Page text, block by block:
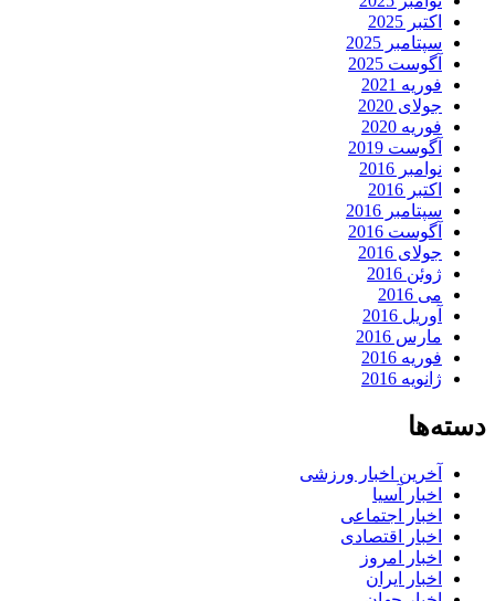
اکتبر 2025
سپتامبر 2025
آگوست 2025
فوریه 2021
جولای 2020
فوریه 2020
آگوست 2019
نوامبر 2016
اکتبر 2016
سپتامبر 2016
آگوست 2016
جولای 2016
ژوئن 2016
می 2016
آوریل 2016
مارس 2016
فوریه 2016
ژانویه 2016
دسته‌ها
آخرین اخبار ورزشی
اخبار آسیا
اخبار اجتماعی
اخبار اقتصادی
اخبار امروز
اخبار ایران